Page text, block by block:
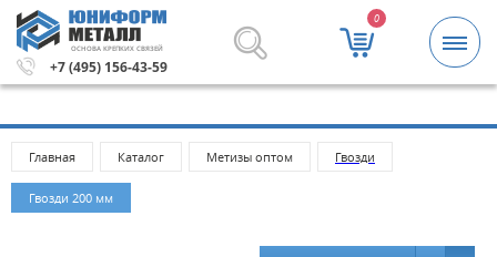
ОСНОВА КРЕПКИХ СВЯЗЕЙ
+7 (495) 156-43-59
0
5000 рублей.Метизы и крепежные изделия оптом.
Главная Каталог Метизы оптом Гвозди
Гвозди 200 мм